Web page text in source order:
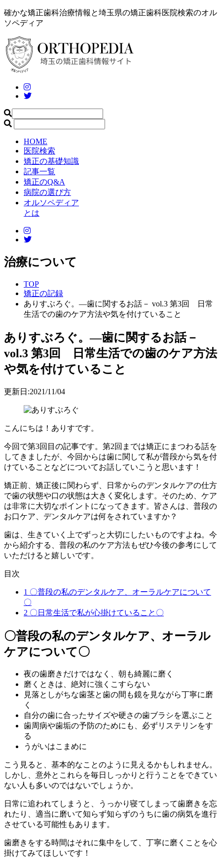
確かな矯正歯科治療情報と埼玉県の矯正歯科医院検索のオル
ソペディア
HOME
医院検索
矯正の基礎知識
記事一覧
矯正のQ&A
病院の選び方
オルソペディア
とは
治療について
TOP
矯正の記録
ありすぶろぐ。―歯に関するお話－ vol.3 第3回 日常
生活での歯のケア方法や気を付けていること
ありすぶろぐ。―歯に関するお話－
vol.3 第3回 日常生活での歯のケア方法
や気を付けていること
更新日:2021/11/04
こんにちは！ありすです。
今回で第3回目の記事です。第2回までは矯正にまつわる話を
してきましたが、今回からは歯に関して私が普段から気を付
けていることなどについてお話していこうと思います！
矯正前、矯正後に関わらず、日常からのデンタルケアの仕方
で歯の状態や口の状態は大きく変化します。そのため、ケア
は非常に大切なポイントになってきます。皆さんは、普段の
お口ケア、デンタルケアは何をされていますか？
歯は、生きていく上でずっと大切にしたいものですよね。今
から紹介する、普段の私のケア方法もぜひ今後の参考にして
いただけると嬉しいです。
目次
1 〇普段の私のデンタルケア、オーラルケアについて
〇
2 〇日常生活で私が心掛けていること〇
〇普段の私のデンタルケア、オーラル
ケアについて〇
夜の歯磨きだけではなく、朝も綺麗に磨く
磨くときは、絶対に強くこすらない
見落としがちな歯茎と歯の間も鏡を見ながら丁寧に磨
く
自分の歯に合ったサイズや硬さの歯ブラシを選ぶこと
歯周病や歯垢の予防のためにも、必ずリステリンをす
る
うがいはこまめに
こう見ると、基本的なことのように見えるかもしれません。
しかし、意外とこれらを毎日しっかりと行うことをできてい
ない人も多いのではないでしょうか。
日常に追われてしまうと、うっかり寝てしまって歯磨きを忘
れたり、適当に磨いて知らず知らずのうちに歯の病気を進行
させている可能性もあります。
歯磨きをする時間はそれに集中をして、丁寧に磨くことを心
掛けてみてほしいです！